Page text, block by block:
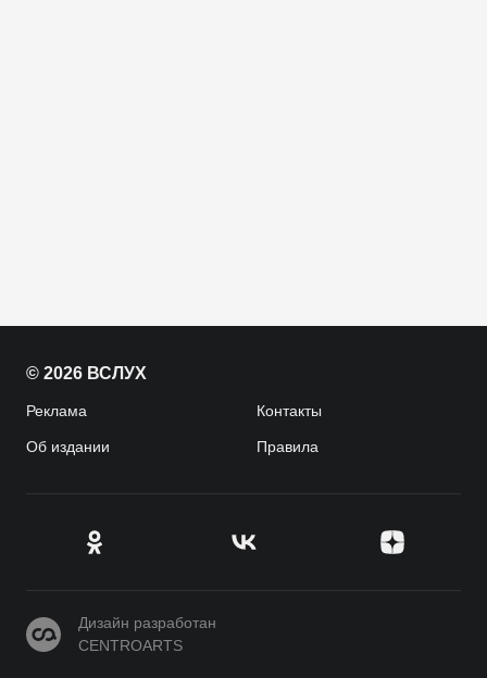
© 2026 ВСЛУХ
Реклама Контакты
Об издании Правила
CENTROARTS